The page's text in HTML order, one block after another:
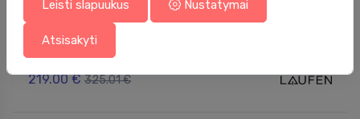
Mirror LANI 600 mm, 2 vertical LED lighting
219.00 € 325.01 €
Leisti slapuukus Nustatymai
Atsisakyti